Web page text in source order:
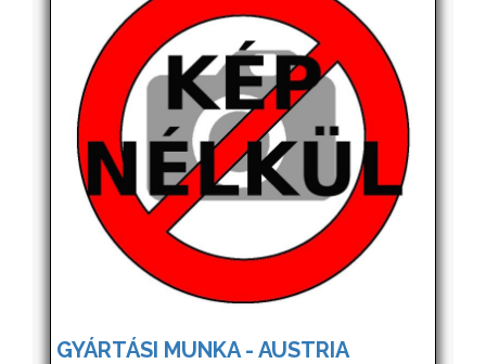
GYÁRTÁSI MUNKA - AUSTRIA